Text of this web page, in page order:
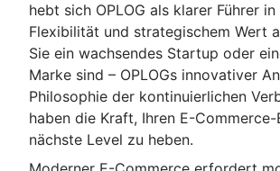
hebt sich OPLOG als klarer Führer
Flexibilität und strategischem Wert
Sie ein wachsendes Startup oder
Marke sind – OPLOGs innovativer
Philosophie der kontinuierlichen
haben die Kraft, Ihren E-
nächste Level zu heben.